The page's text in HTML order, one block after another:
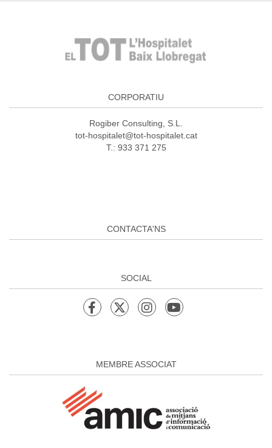
CORPORATIU
Rogiber Consulting, S.L.
tot-hospitalet@tot-hospitalet.cat
T.: 933 371 275
CONTACTA'NS
SOCIAL
MEMBRE ASSOCIAT